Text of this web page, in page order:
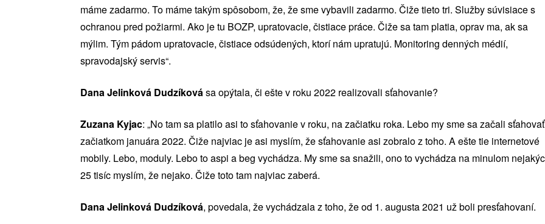
máme zadarmo. To máme takým spôsobom, že, že sme vybavili zadarmo. Čiže tieto tri. Služby súvisiace s
ochranou pred požiarmi. Ako je tu BOZP, upratovacie, čistiace práce. Čiže sa tam platia, oprav ma, ak sa
mýlim. Tým pádom upratovacie, čistiace odsúdených, ktorí nám upratujú. Monitoring denných médií,
spravodajský servis“.
Dana Jelinková Dudzíkovása opýtala, či ešte v roku 2022 realizovali sťahovanie?
Zuzana Kyjac: „No tam sa platilo asi to sťahovanie v roku, na začiatku roka. Lebo my sme sa začali sťahovať
začiatkom januára 2022. Čiže najviac je asi myslím, že sťahovanie asi zobralo z toho. A ešte tie internetové
mobily. Lebo, moduly. Lebo to aspi a beg vychádza. My sme sa snažili, ono to vychádza na minulom
25 tisíc myslím, že nejako. Čiže toto tam najviac zaberá.
Dana Jelinková Dudzíková, povedala, že vychádzala z toho, že od 1. augusta 2021 už boli presťahovaní.